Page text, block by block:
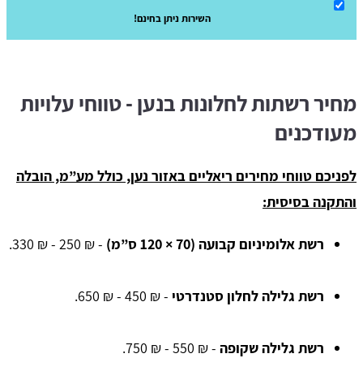
השירות ניתן בחינם!
מחיר רשתות לחלונות בנען - טווחי עלויות
מעודכנים
לפניכם טווחי מחירים ריאליים באזור נען, כולל מע”מ, הובלה
והתקנה בסיסית:
רשת אלומיניום קבועה (70 × 120 ס”מ) - ₪ 250 - ₪ 330.
רשת גלילה לחלון סטנדרטי - ₪ 450 - ₪ 650.
רשת גלילה שקופה - ₪ 550 - ₪ 750.